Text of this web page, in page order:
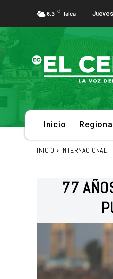
6.3 C Talca
Inicio Regional
INICIO INTERNACIONAL
77